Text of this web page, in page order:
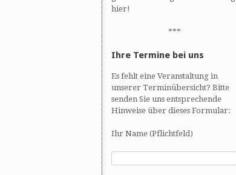
hier!
***
Ihre Termine bei uns
Es fehlt eine Veranstaltung in
unserer Terminübersicht? Bitte
senden Sie uns entsprechende
Hinweise über dieses Formular:
Ihr Name (Pflichtfeld)